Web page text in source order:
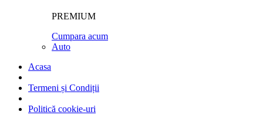
PREMIUM
Cumpara acum
Auto
Acasa
Termeni și Condiții
Politică cookie-uri